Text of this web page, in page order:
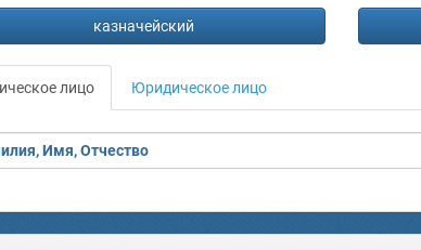
казначейский
лицо Юридическое лицо
Имя, Отчество